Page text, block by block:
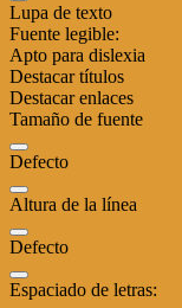
Lupa de texto
Fuente legible:
Apto para dislexia
Destacar títulos
Destacar enlaces
Tamaño de fuente
Defecto
Altura de la línea
Defecto
Espaciado de letras: